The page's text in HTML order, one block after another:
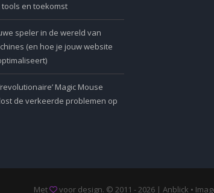
tools en toekomst
speler in de wereld van
(en hoe je jouw website
Magic Mouse
de verkeerde problemen op
Met voor design. © 2011 - 2026 | Anblick •